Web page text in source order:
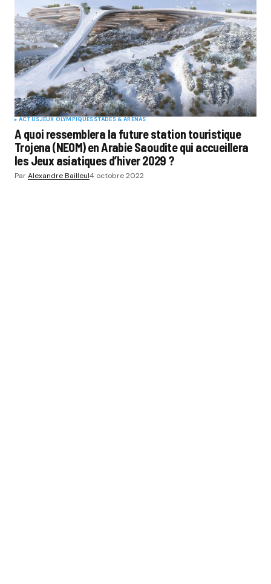
ACTUSJEUX OLYMPIQUESSTADES & ARENAS
A quoi ressemblera la future station touristique
Trojena (NEOM) en Arabie Saoudite qui accueillera
les Jeux asiatiques d’hiver 2029 ?
ParAlexandre Bailleul4 octobre 2022